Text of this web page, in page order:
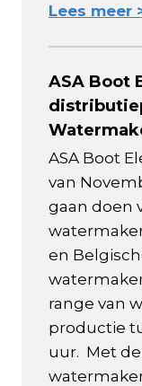
Lees meer
ASA Boot
ASA Boot
van
gaan doen
en
range van
productie
uur. Met